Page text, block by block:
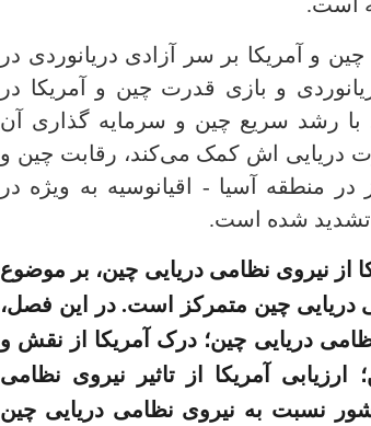
­است.
آمریکا بر سر آزادی دریانوردی در
و بازی قدرت چین و آمریکا در
با رشد سریع چین و سرمایه ­گذاری آن
دریایی ­اش کمک می‌کند، رقابت چین و
منطقه آسیا - اقیانوسیه به ویژه در
تشدید شده ­است.
از نیروی نظامی دریایی چین، بر موضوع
دریایی چین متمرکز است. در این فصل،
دریایی چین؛ درک آمریکا از نقش و
آمریکا از تاثیر نیروی نظامی
نسبت به نیروی نظامی دریایی چین